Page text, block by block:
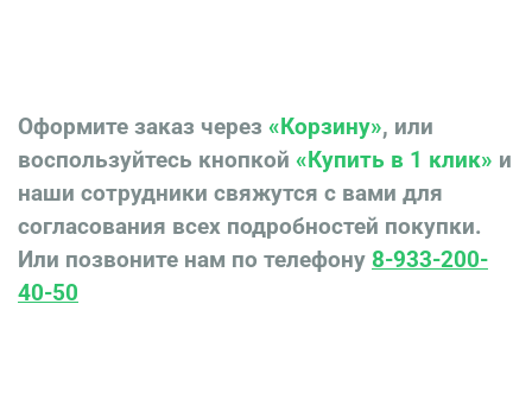
Оформите заказ через «Корзину», или
воспользуйтесь кнопкой «Купить в 1 клик» и
наши сотрудники свяжутся с вами для
согласования всех подробностей покупки.
Или позвоните нам по телефону 8-933-200-
40-50